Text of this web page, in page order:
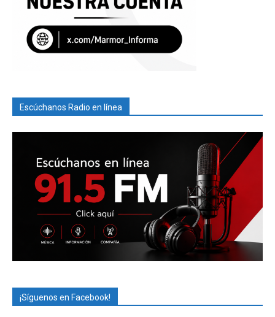
Escúchanos Radio en línea
¡Síguenos en Facebook!